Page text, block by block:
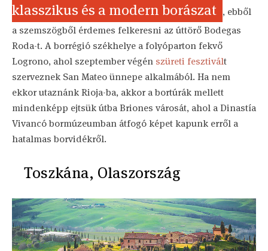
klasszikus és a modern borászat , ebből
a szemszögből érdemes felkeresni az úttörő Bodegas
Roda-t. A borrégió székhelye a folyóparton fekvő
Logrono, ahol szeptember végén szüreti fesztivált
szerveznek San Mateo ünnepe alkalmából. Ha nem
ekkor utaznánk Rioja-ba, akkor a bortúrák mellett
mindenképp ejtsük útba Briones városát, ahol a Dinastía
Vivancó bormúzeumban átfogó képet kapunk erről a
hatalmas borvidékről.
Toszkána, Olaszország